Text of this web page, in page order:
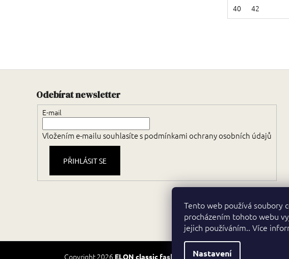
Tento web používá soubory
procházením tohoto webu
jejich používáním.. Více
Nastavení
40 42
Odebírat newsletter
E-mail
Vložením e-mailu souhlasíte spodmínkami ochrany osobních údajů
PŘIHLÁSIT SE
Copyright 2026 ELON classic fashion . Všechna práva vyhrazena.